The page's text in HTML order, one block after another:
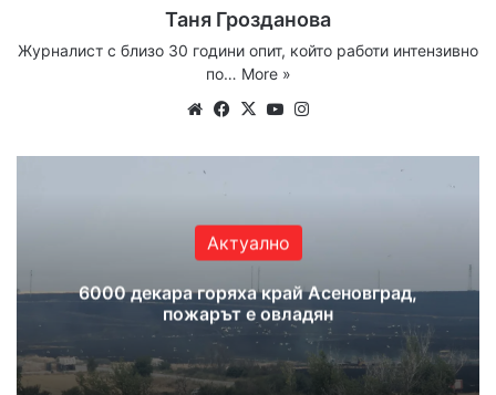
Таня Грозданова
Журналист с близо 30 години опит, който работи интензивно
по… More »
We
te
Fa
bo
X
Yo
ub ra
Актуално
6000 декара горяха край Асеновград,
пожарът е овладян